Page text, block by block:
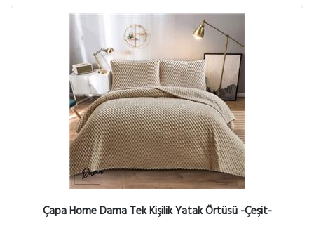
Çapa Home Dama Tek Kişilik Yatak Örtüsü -Çeşit-